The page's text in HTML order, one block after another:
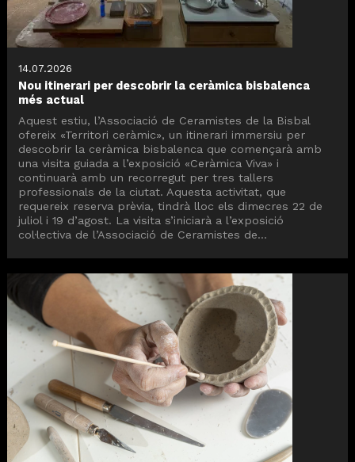
14.07.2026
Nou itinerari per descobrir la ceràmica bisbalenca
més actual
Aquest estiu, l’Associació de Ceramistes de la Bisbal
ofereix «Territori ceràmic», un itinerari immersiu per
descobrir la ceràmica bisbalenca que començarà amb
una visita guiada a l’exposició «Ceràmica Viva» i
continuarà amb un recorregut per tres tallers
professionals de la ciutat. Aquesta activitat, que
requereix reserva prèvia, tindrà lloc els dimecres 22 de
juliol i 19 d’agost. La visita s’iniciarà a l’exposició
col·lectiva de l’Associació de Ceramistes de...